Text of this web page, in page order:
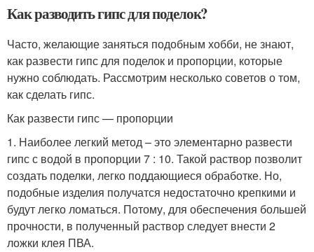
Как разводить гипс для поделок?
Часто, желающие заняться подобным хобби, не знают,
как развести гипс для поделок и пропорции, которые
нужно соблюдать. Рассмотрим несколько советов о том,
как сделать гипс.
Как развести гипс — пропорции
1. Наиболее легкий метод – это элементарно развести
гипс с водой в пропорции 7 : 10. Такой раствор позволит
создать поделки, легко поддающиеся обработке. Но,
подобные изделия получатся недостаточно крепкими и
будут легко ломаться. Потому, для обеспечения большей
прочности, в полученный раствор следует внести 2
ложки клея ПВА.